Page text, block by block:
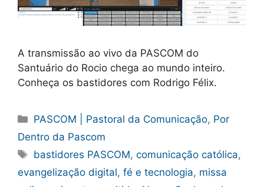
A transmissão ao vivo da PASCOM do
Santuário do Rocio chega ao mundo inteiro.
Conheça os bastidores com Rodrigo Félix.
Categorias
PASCOM | Pastoral da Comunicação, Por
Dentro da Pascom
Tags
bastidores PASCOM,comunicação católica,
evangelização digital, fé e tecnologia, missa